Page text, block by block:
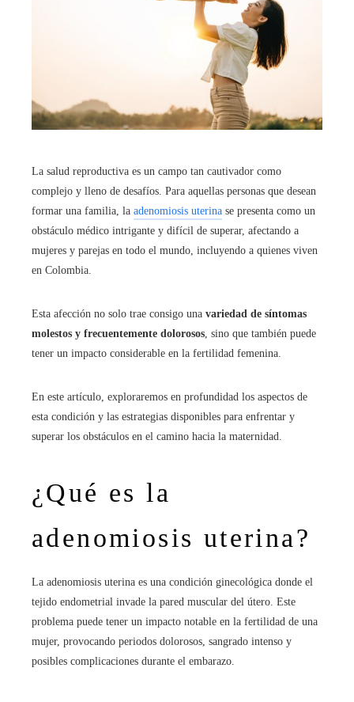
La salud reproductiva es un campo tan cautivador como
complejo y lleno de desafíos. Para aquellas personas que desean
formar una familia, la adenomiosis uterina se presenta como un
obstáculo médico intrigante y difícil de superar, afectando a
mujeres y parejas en todo el mundo, incluyendo a quienes viven
en Colombia.
Esta afección no solo trae consigo una variedad de síntomas
molestos y frecuentemente dolorosos, sino que también puede
tener un impacto considerable en la fertilidad femenina.
En este artículo, exploraremos en profundidad los aspectos de
esta condición y las estrategias disponibles para enfrentar y
superar los obstáculos en el camino hacia la maternidad.
¿Qué es la
adenomiosis uterina?
La adenomiosis uterina es una condición ginecológica donde el
tejido endometrial invade la pared muscular del útero. Este
problema puede tener un impacto notable en la fertilidad de una
mujer, provocando periodos dolorosos, sangrado intenso y
posibles complicaciones durante el embarazo.